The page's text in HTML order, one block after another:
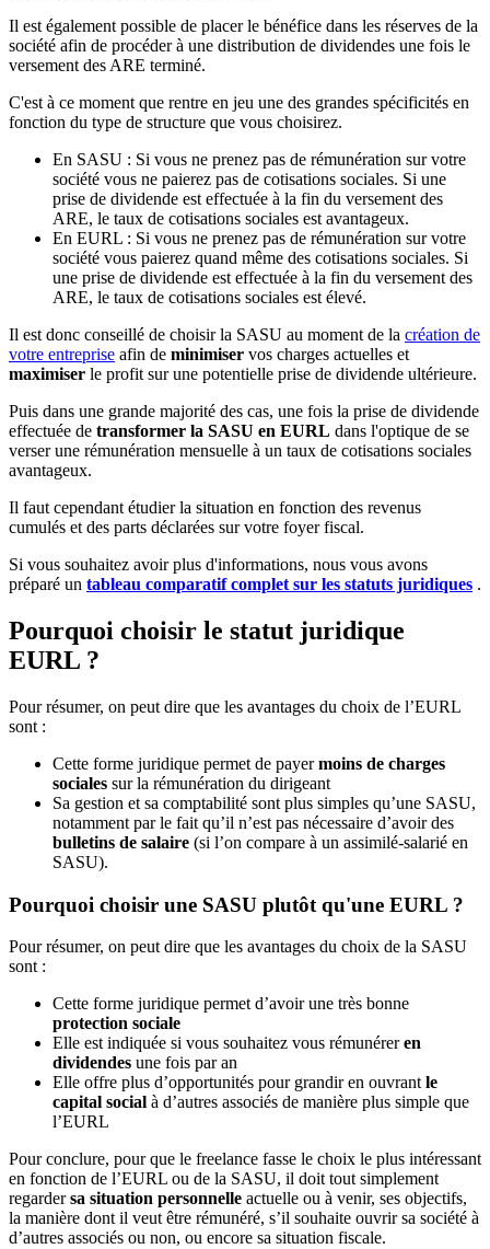
Il est également possible de placer le bénéfice dans les réserves de la
société afin de procéder à une distribution de dividendes une fois le
versement des ARE terminé.
C'est à ce moment que rentre en jeu une des grandes spécificités en
fonction du type de structure que vous choisirez.
En SASU : Si vous ne prenez pas de rémunération sur votre
société vous ne paierez pas de cotisations sociales. Si une
prise de dividende est effectuée à la fin du versement des
ARE, le taux de cotisations sociales est avantageux.
En EURL : Si vous ne prenez pas de rémunération sur votre
société vous paierez quand même des cotisations sociales. Si
une prise de dividende est effectuée à la fin du versement des
ARE, le taux de cotisations sociales est élevé.
Il est donc conseillé de choisir la SASU au moment de la création de
votre entreprise afin de minimiser vos charges actuelles et
maximiser le profit sur une potentielle prise de dividende ultérieure.
Puis dans une grande majorité des cas, une fois la prise de dividende
effectuée de transformer la SASU en EURL dans l'optique de se
verser une rémunération mensuelle à un taux de cotisations sociales
avantageux.
Il faut cependant étudier la situation en fonction des revenus
cumulés et des parts déclarées sur votre foyer fiscal.
Si vous souhaitez avoir plus d'informations, nous vous avons
préparé un tableau comparatif complet sur les statuts juridiques .
Pourquoi choisir le statut juridique
EURL ?
Pour résumer, on peut dire que les avantages du choix de l’EURL
sont :
Cette forme juridique permet de payermoins de charges
sociales sur la rémunération du dirigeant
Sa gestion et sa comptabilité sont plus simples qu’une SASU,
notamment par le fait qu’il n’est pas nécessaire d’avoir des
bulletins de salaire (si l’on compare à un assimilé-salarié en
SASU).
Pourquoi choisir une SASU plutôt qu'une EURL ?
Pour résumer, on peut dire que les avantages du choix de la SASU
sont :
Cette forme juridique permet d’avoir une très bonne
protection sociale
Elle est indiquée si vous souhaitez vous rémunéreren
dividendes une fois par an
Elle offre plus d’opportunités pour grandir en ouvrantle
capital social à d’autres associés de manière plus simple que
l’EURL
Pour conclure, pour que le freelance fasse le choix le plus intéressant
en fonction de l’EURL ou de la SASU, il doit tout simplement
regardersa situation personnelle actuelle ou à venir, ses objectifs,
la manière dont il veut être rémunéré, s’il souhaite ouvrir sa société à
d’autres associés ou non, ou encore sa situation fiscale.